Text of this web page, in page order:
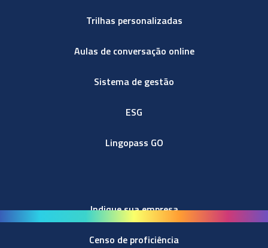
Trilhas personalizadas
Aulas de conversação online
Sistema de gestão
ESG
Lingopass GO
Indique sua empresa
Censo de proficiência